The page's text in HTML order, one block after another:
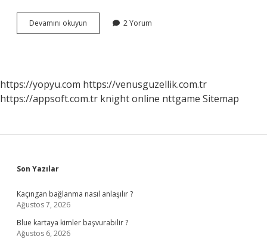
Devamını okuyun
Sütlü
2 Yorum
https://yopyu.com https://venusguzellik.com.tr
https://appsoft.com.tr knight online nttgame Sitemap
Sidebar
Son Yazılar
Kaçıngan bağlanma nasıl anlaşılır ?
Ağustos 7, 2026
Blue kartaya kimler başvurabilir ?
Ağustos 6, 2026